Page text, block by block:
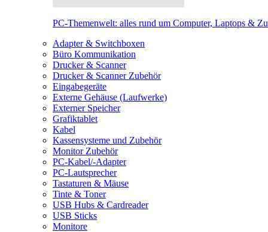
PC-Themenwelt: alles rund um Computer, Laptops &
Adapter & Switchboxen
Büro Kommunikation
Drucker & Scanner
Drucker & Scanner Zubehör
Eingabegeräte
Externe Gehäuse (Laufwerke)
Externer Speicher
Grafiktablet
Kabel
Kassensysteme und Zubehör
Monitor Zubehör
PC-Kabel/-Adapter
PC-Lautsprecher
Tastaturen & Mäuse
Tinte & Toner
USB Hubs & Cardreader
USB Sticks
Monitore